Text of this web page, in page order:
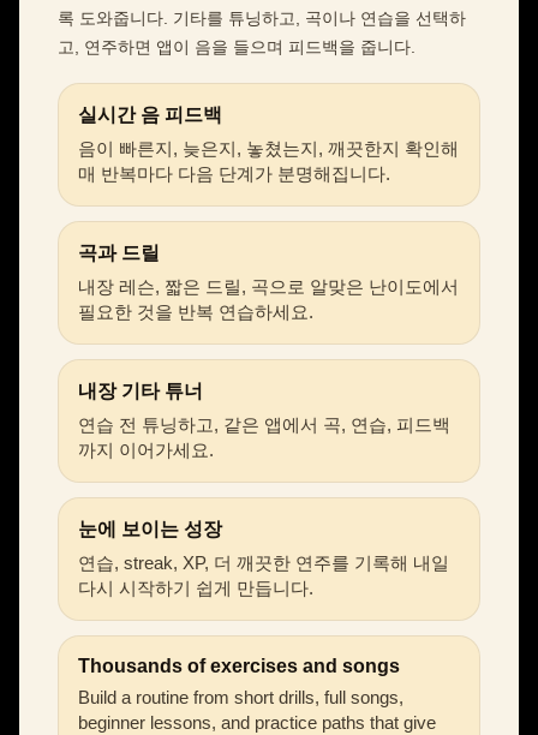
록 도와줍니다. 기타를 튜닝하고, 곡이나 연습을 선택하
고, 연주하면 앱이 음을 들으며 피드백을 줍니다.
실시간 음 피드백
음이 빠른지, 늦은지, 놓쳤는지, 깨끗한지 확인해
매 반복마다 다음 단계가 분명해집니다.
곡과 드릴
내장 레슨, 짧은 드릴, 곡으로 알맞은 난이도에서
필요한 것을 반복 연습하세요.
내장 기타 튜너
연습 전 튜닝하고, 같은 앱에서 곡, 연습, 피드백
까지 이어가세요.
눈에 보이는 성장
연습, streak, XP, 더 깨끗한 연주를 기록해 내일
다시 시작하기 쉽게 만듭니다.
Thousands of exercises and songs
Build a routine from short drills, full songs,
beginner lessons, and practice paths that give